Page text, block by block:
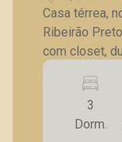
Casa térrea,
Ribeirão Preto/SP; - 3 suítes,
com closet,
com pé
Varanda
planejada; -
- Banheiro
3
Dorm.